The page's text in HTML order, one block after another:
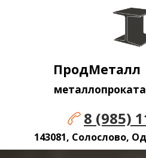
ПродМеталл
8 (985)
143081, Солослово,